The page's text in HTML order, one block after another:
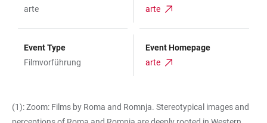
arte
arte
Event Type
Filmvorführung
Event Homepage
arte
(1): Zoom: Films by Roma and Romnja. Stereotypical images and